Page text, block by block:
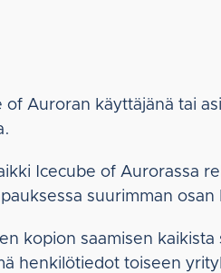
Auroran käyttäjänä tai
Icecube of Aurorassa
suurimman
kopion saamisen
henkilötiedot toiseen